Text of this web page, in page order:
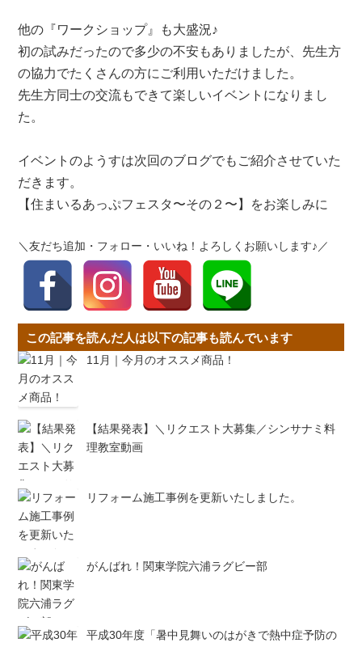
他の『ワークショップ』も大盛況♪
初の試みだったので多少の不安もありましたが、先生方
の協力でたくさんの方にご利用いただけました。
先生方同士の交流もできて楽しいイベントになりまし
た。
イベントのようすは次回のブログでもご紹介させていた
だきます。
【住まいるあっぷフェスタ〜その２〜】をお楽しみに
＼友だち追加・フォロー・いいね！よろしくお願いします♪／
この記事を読んだ人は以下の記事も読んでいます
11月｜今月のオススメ商品！
【結果発表】＼リクエスト大募集／シンサナミ料
理教室動画
リフォーム施工事例を更新いたしました。
がんばれ！関東学院六浦ラグビー部
平成30年度「暑中見舞いのはがきで熱中症予防の